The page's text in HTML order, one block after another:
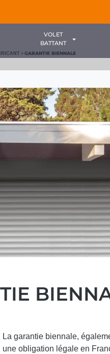
VOLET
BATTANT
>GARANTIE BIENNALE
La garantie biennale,
une obligation légale en